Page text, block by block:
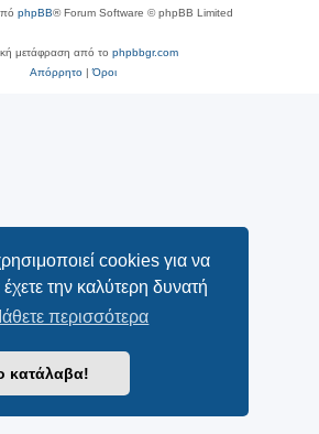
cookies για να
την καλύτερη δυνατή
περισσότερα
κατάλαβα!
phpBB® Forum Software © phpBB Limited
μετάφραση από το phpbbgr.com
Απόρρητο|Όροι